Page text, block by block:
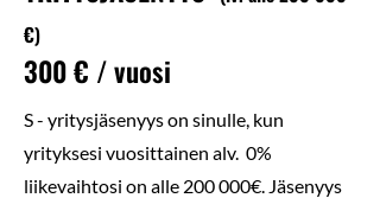
€)
300€ / vuosi
S - yritysjäsenyys on sinulle, kun
yrityksesi vuosittainen alv. 0%
liikevaihtosi on alle 200 000€. Jäsenyys